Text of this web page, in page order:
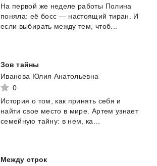
На первой же неделе работы Полина
поняла: её босс — настоящий тиран.
И
если выбирать между тем, чтоб...
Зов тайны
Иванова Юлия Анатольевна
0
История о том, как принять себя и
найти свое место в мире. Артем узнает
семейную тайну: в нем, ка...
Между стрoк